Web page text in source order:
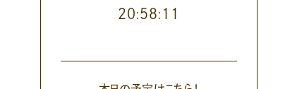
２０:５８:１３